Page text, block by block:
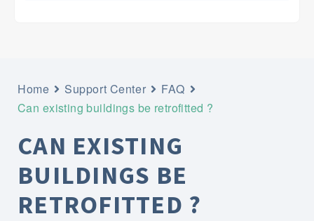
Home Support Center
FAQ
Can existing buildings be retrofitted ?
CAN EXISTING
BUILDINGS BE
RETROFITTED ?